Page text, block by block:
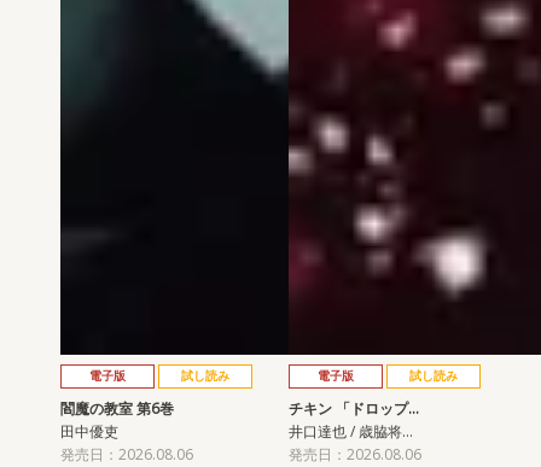
電子版 試し読み
閻魔の教室 第6巻
田中優吏
発売日：2026.08.06
電子版 試し読み
チキン 「ドロップ…
井口達也 / 歳脇将…
発売日：2026.08.06